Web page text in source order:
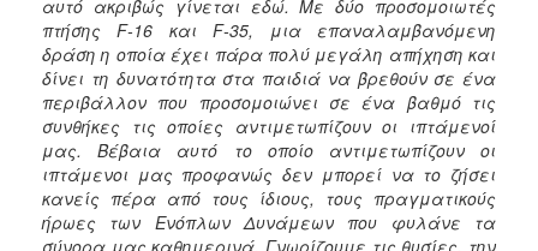
αυτό ακριβώς γίνεται εδώ. Με δύο προσομοιωτές
πτήσης F-16 και F-35, μια επαναλαμβανόμενη
δράση η οποία έχει πάρα πολύ μεγάλη απήχηση και
δίνει τη δυνατότητα στα παιδιά να βρεθούν σε ένα
περιβάλλον που προσομοιώνει σε ένα βαθμό τις
συνθήκες τις οποίες αντιμετωπίζουν οι ιπτάμενοί
μας. Βέβαια αυτό το οποίο αντιμετωπίζουν οι
ιπτάμενοι μας προφανώς δεν μπορεί να το ζήσει
κανείς πέρα από τους ίδιους, τους πραγματικούς
ήρωες των Ενόπλων Δυνάμεων που φυλάνε τα
σύνορα μας καθημερινά. Γνωρίζουμε τις θυσίες, την